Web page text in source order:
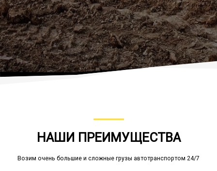
НАШИ ПРЕИМУЩЕСТВА
Возим очень большие и сложные грузы автотранспортом 24/7